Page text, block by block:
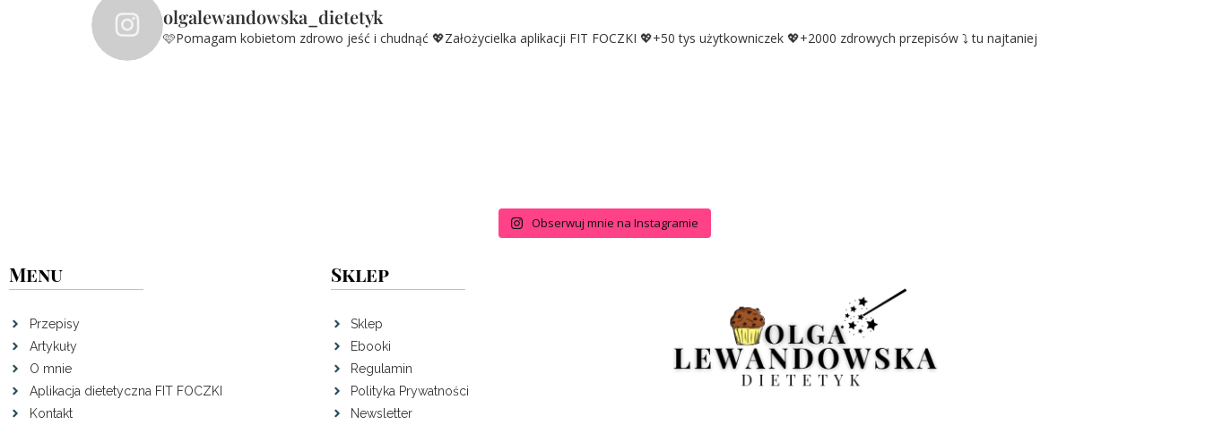
olgalewandowska_dietetyk
🩷Pomagam kobietom zdrowo jeść i chudnąć 💖Założycielka aplikacji FIT FOCZKI 💖+50 tys użytkowniczek 💖+2000 zdrowych przepisów ⤵️ tu najtaniej
Obserwuj mnie na Instagramie
Menu
Przepisy
Artykuły
O mnie
Aplikacja dietetyczna FIT FOCZKI
Kontakt
Sklep
Sklep
Ebooki
Regulamin
Polityka Prywatności
Newsletter